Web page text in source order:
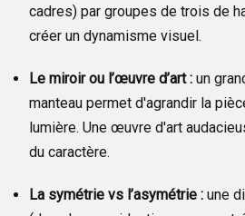
cadres) par groupes de trois de
créer un dynamisme visuel.
Le miroir ou l’œuvre d’art : un
manteau permet d'agrandir la
lumière. Une œuvre d'art
du caractère.
La symétrie vs l’asymétrie : une